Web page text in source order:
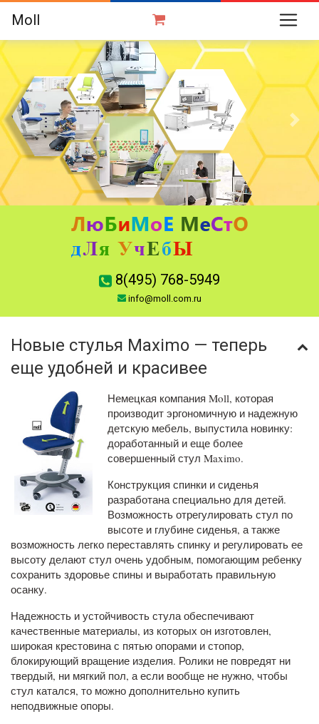
Moll
Previous Next
8(495) 768-5949
info@moll.com.ru
Новые стулья Maximo — теперь
еще удобней и красивее
Немецкая компания Moll, которая
производит эргономичную и надежную
детскую мебель, выпустила новинку:
доработанный и еще более
совершенный стул Maximo.
Конструкция спинки и сиденья
разработана специально для детей.
Возможность отрегулировать стул по
высоте и глубине сиденья, а также
возможность легко переставлять спинку и регулировать ее
высоту делают стул очень удобным, помогающим ребенку
сохранить здоровье спины и выработать правильную
осанку.
Надежность и устойчивость стула обеспечивают
качественные материалы, из которых он изготовлен,
широкая крестовина с пятью опорами и стопор,
блокирующий вращение изделия. Ролики не повредят ни
твердый, ни мягкий пол, а если вообще не нужно, чтобы
стул катался, то можно дополнительно купить
неподвижные опоры.